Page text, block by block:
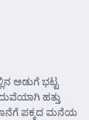
ಅಡುಗೆ ಭಟ್ಟ
ಹತ್ತು
ಪಕ್ಕದ ಮನೆಯ